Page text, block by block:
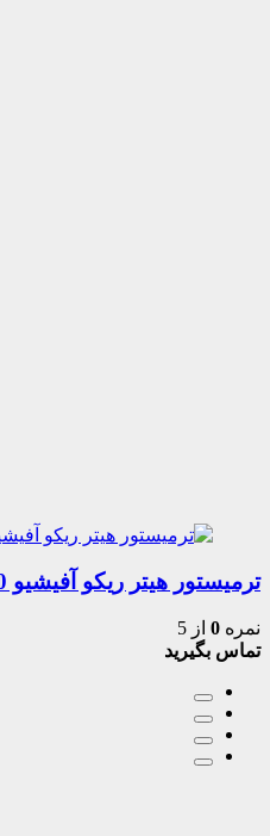
ترمیستور هیتر ریکو آفیشیو 2060 Richo Aficio
نمره 0 از 5
تماس بگیرید